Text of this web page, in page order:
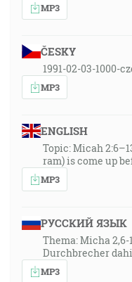
MP3
ČESKY
1991-02-03-1000-
MP3
ENGLISH
Topic: Micah
ram) is come up
MP3
РУССКИЙ ЯЗЫК
Thema: Micha
Durchbrecher
MP3